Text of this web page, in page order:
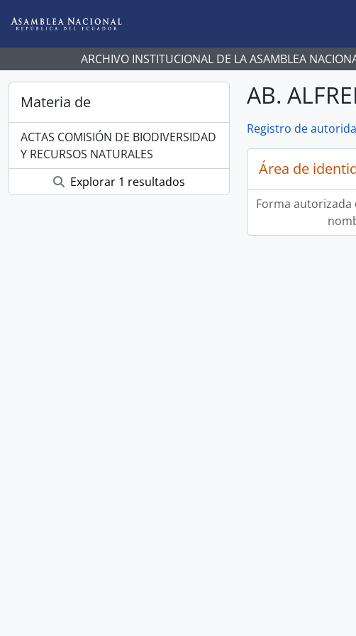
ARCHIVO INSTITUCIONAL DE LA ASAMBLEA
Materia de
ACTAS COMISIÓN DE BIODIVERSIDAD
Y RECURSOS NATURALES
Explorar 1 resultados
AB.
Registro de
Área de
Forma autorizada